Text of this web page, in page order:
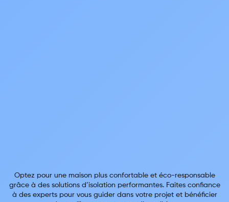
Optez pour une maison plus confortable et éco-responsable
grâce à des solutions d’isolation performantes. Faites confiance
à des experts pour vous guider dans votre projet et bénéficier